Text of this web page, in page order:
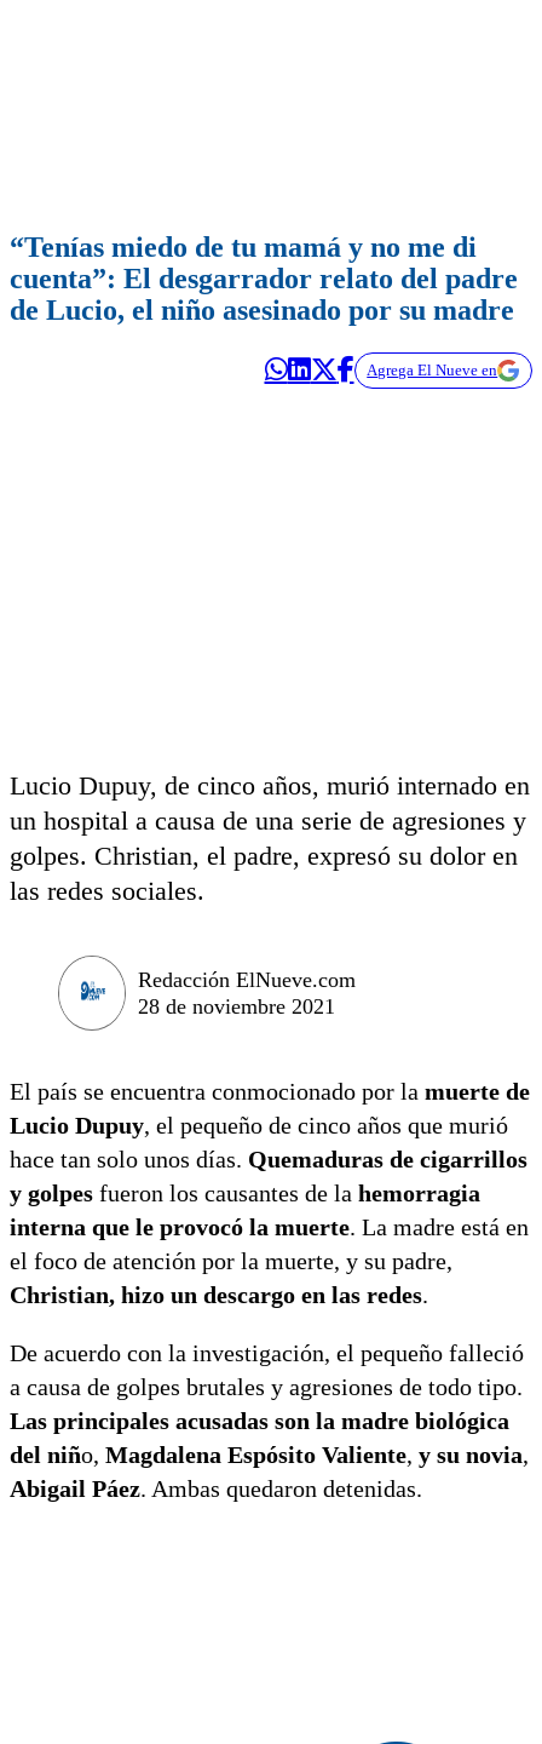
“Tenías miedo de tu mamá y no me di
cuenta”: El desgarrador relato del padre
de Lucio, el niño asesinado por su madre
Agrega El Nueve en
Lucio Dupuy, de cinco años, murió internado en
un hospital a causa de una serie de agresiones y
golpes. Christian, el padre, expresó su dolor en
las redes sociales.
Redacción ElNueve.com
28 de noviembre 2021
El país se encuentra conmocionado por la muerte de
Lucio Dupuy, el pequeño de cinco años que murió
hace tan solo unos días. Quemaduras de cigarrillos
y golpes fueron los causantes de la hemorragia
interna que le provocó la muerte. La madre está en
el foco de atención por la muerte, y su padre,
Christian, hizo un descargo en las redes.
De acuerdo con la investigación, el pequeño falleció
a causa de golpes brutales y agresiones de todo tipo.
Las principales acusadas son la madre biológica
del niño, Magdalena Espósito Valiente, y su novia,
Abigail Páez. Ambas quedaron detenidas.